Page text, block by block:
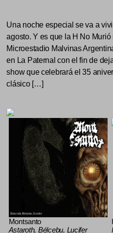
Una noche especial se va a
agosto. Y es que la H No Murió
Microestadio Malvinas
en La Paternal con el fin de
show que celebrará el 35
clásico […]
Montsanto
Astaroth, Bélcebu, Lucifer